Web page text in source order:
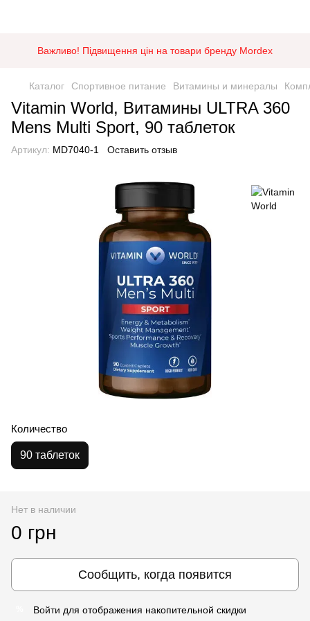
Важливо! Підвищення цін на товари бренду Mordex
Каталог Спортивное питание Витамины и минералы
Vitamin World, Витамины ULTRA 360
Mens Multi Sport, 90 таблеток
Артикул: MD7040-1 Оставить отзыв
Количество
90 таблеток
Нет в наличии
0 грн
Сообщить, когда появится
Войти для отображения накопительной скидки